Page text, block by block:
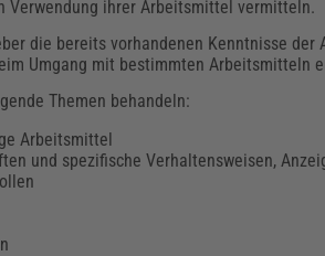
Verwendung ihrer Arbeitsmittel vermitteln.
die bereits vorhandenen Kenntnisse
Umgang mit bestimmten Arbeitsmitteln
Themen behandeln:
Arbeitsmittel
und spezifische Verhaltensweisen,